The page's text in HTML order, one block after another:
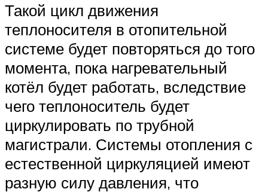
Такой цикл движения
теплоносителя в отопительной
системе будет повторяться до того
момента, пока нагревательный
котёл будет работать, вследствие
чего теплоноситель будет
циркулировать по трубной
магистрали. Системы отопления с
естественной циркуляцией имеют
разную силу давления, что